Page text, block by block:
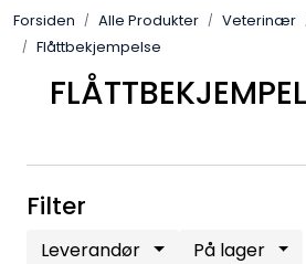
Forsiden Alle Produkter Veterinær
Flåttbekjempelse
Filter
Leverandør På lager
Leverandører
Nyheter
Forhandlersøk